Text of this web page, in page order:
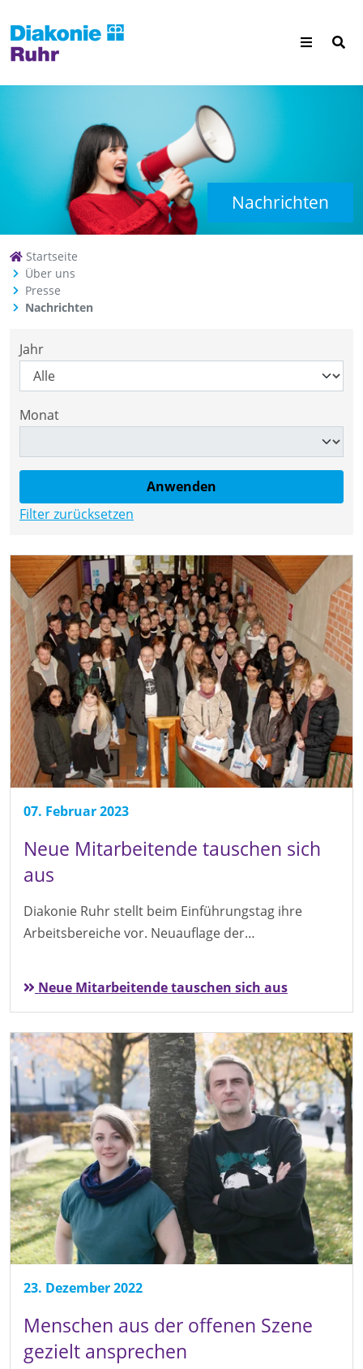
Nachrichten
Startseite
Über uns
Presse
Nachrichten
Jahr
Monat
Filter zurücksetzen
07. Februar 2023
Neue Mitarbeitende tauschen sich
aus
Diakonie Ruhr stellt beim Einführungstag ihre
Arbeitsbereiche vor. Neuauflage der…
Neue Mitarbeitende tauschen sich aus
23. Dezember 2022
Menschen aus der offenen Szene
gezielt ansprechen